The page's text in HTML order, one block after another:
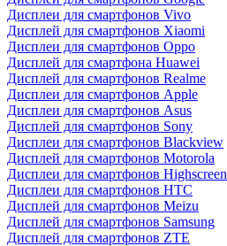
Дисплеи для смартфонов Vivo
Дисплей для смартфонов Xiaomi
Дисплеи для смартфонов Oppo
Дисплей для смартфона Huawei
Дисплей для смартфонов Realme
Дисплеи для смартфонов Apple
Дисплеи для смартфонов Asus
Дисплей для смартфонов Sony
Дисплеи для смартфонов Blackview
Дисплей для смартфонов Motorola
Дисплеи для смартфонов Highscreen
Дисплеи для смартфонов HTC
Дисплей для смартфонов Meizu
Дисплей для смартфонов Samsung
Дисплей для смартфонов ZTE